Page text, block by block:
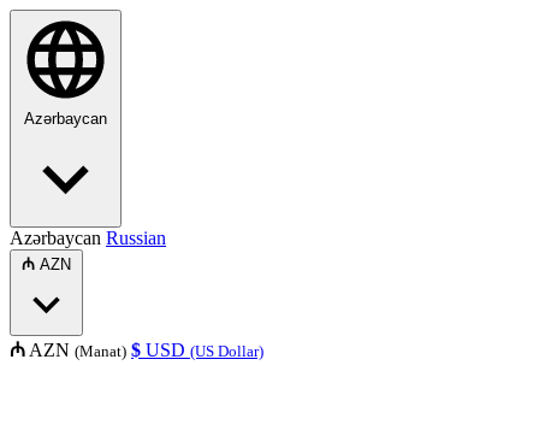
Azərbaycan
Azərbaycan Russian
₼ AZN
₼ AZN (Manat) $ USD (US Dollar)